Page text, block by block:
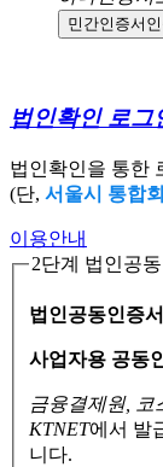
민간인증서
법인확인 로그
법인확인을 통한
(단, 서울시 통합
이용안내
2단계 법인공
법인공동인증
사업자용 공동
금융결제원, 코
KTNET에서 발
니다.